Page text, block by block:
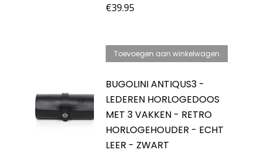
€39.95
Toevoegen aan winkelwagen
BUGOLINI ANTIQUS3 -
LEDEREN HORLOGEDOOS
MET 3 VAKKEN - RETRO
HORLOGEHOUDER - ECHT
LEER - ZWART